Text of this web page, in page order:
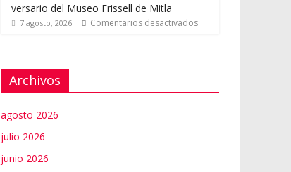
versario del Museo Frissell de Mitla
7 agosto, 2026 Comentarios desactivados
Archivos
agosto 2026
julio 2026
junio 2026